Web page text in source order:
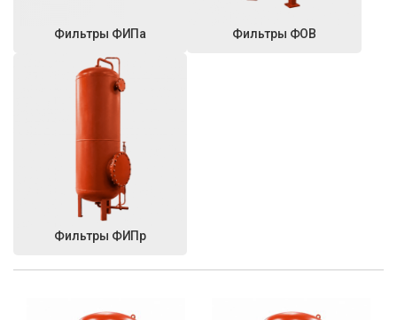
Фильтры ФИПа Фильтры ФОВ
Фильтры ФИПр